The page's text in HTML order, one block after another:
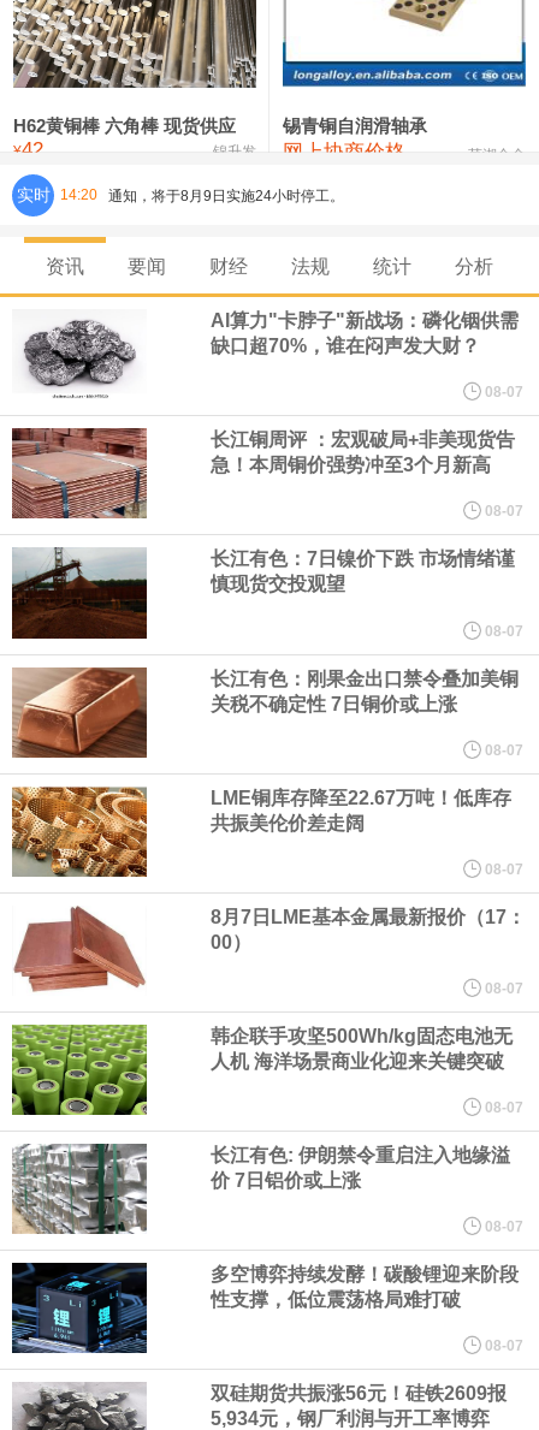
铸造铝合金锭(ZLD104) 24,300—24,500 24,400
压铸锌合金锭 26,500—26,700
氯化镍 38,300—40,300 39,300 0
H62黄铜棒 六角棒 现货供应
¥42 锦升发
锡青铜自润滑轴承
网上协商价格 芜湖合金
实时 14:20 8月7日，宇树科技董事长王兴兴网上路演时表示，报告期内，公司
研发费用金额分别为4,995.18万元、7,001.70万元、14,496.56万
元，最近3年复合增长率达70.36%，呈快速增长趋势，并形成多项
核心技术和知识产权。截至2026年1月31日，公司拥有262项专利权
（含境内发明专利20项）。
纽约期银日内涨4%，现报64.08美元/盎司。
宇树科技董事长、总经理兼首席技术官王兴兴在网上路演时表示，
经过多年研发创新和技术积累，公司逐步形成了包括一体化关节集
成技术、高紧凑度机器人身体集成技术、机器人激光雷达全自研核
心技术等多项已商业化应用的核心技术并已应用于公司的高性能通
用人形机器人、四足机器人等产品。
美国总统特朗普6日否认他对国防部长赫格塞思不满，称对赫格塞思
所做的工作“非常满意”。特朗普在社交媒体上发帖称，一些媒体有关
他与赫格塞思就弹药短缺问题发生冲突的报道是“完全没有根据的谣
言”，他对赫格塞思所做的工作“非常满意”。
纽约期银突破64美元/盎司，日内涨3.91%。
据报道，威刚近日在法说会上表示，在需求增加、价格走高及货源
稳定的三大有利因素带动下，预期第3季度营运将优于第2季度，并
进一步扩大全年营运成果。
美国国会预算办公室（CBO）于当地时间5日发布报告称，美国海军
计划建造的15艘核动力“特朗普级”（Trump-class）战列舰，从研发
资讯 要闻 财经 法规 统计 分析
AI算力"卡脖子"新战场：磷化铟供需
缺口超70%，谁在闷声发大财？
08-07
长江铜周评 ：宏观破局+非美现货告
急！本周铜价强势冲至3个月新高
08-07
长江有色：7日镍价下跌 市场情绪谨
慎现货交投观望
08-07
长江有色：刚果金出口禁令叠加美铜
关税不确定性 7日铜价或上涨
08-07
LME铜库存降至22.67万吨！低库存
共振美伦价差走阔
08-07
8月7日LME基本金属最新报价（17：
00）
08-07
韩企联手攻坚500Wh/kg固态电池无
人机 海洋场景商业化迎来关键突破
08-07
长江有色: 伊朗禁令重启注入地缘溢
价 7日铝价或上涨
08-07
多空博弈持续发酵！碳酸锂迎来阶段
性支撑，低位震荡格局难打破
08-07
双硅期货共振涨56元！硅铁2609报
5,934元，钢厂利润与开工率博弈